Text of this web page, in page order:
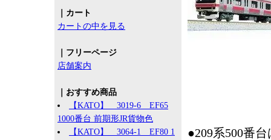
｜カート
カートの中を見る
｜フリーページ
店舗案内
｜おすすめ商品
【KATO】 3019-6 EF65
1000番台 前期形JR貨物色
【KATO】 3064-1 EF80 1
●209系500番